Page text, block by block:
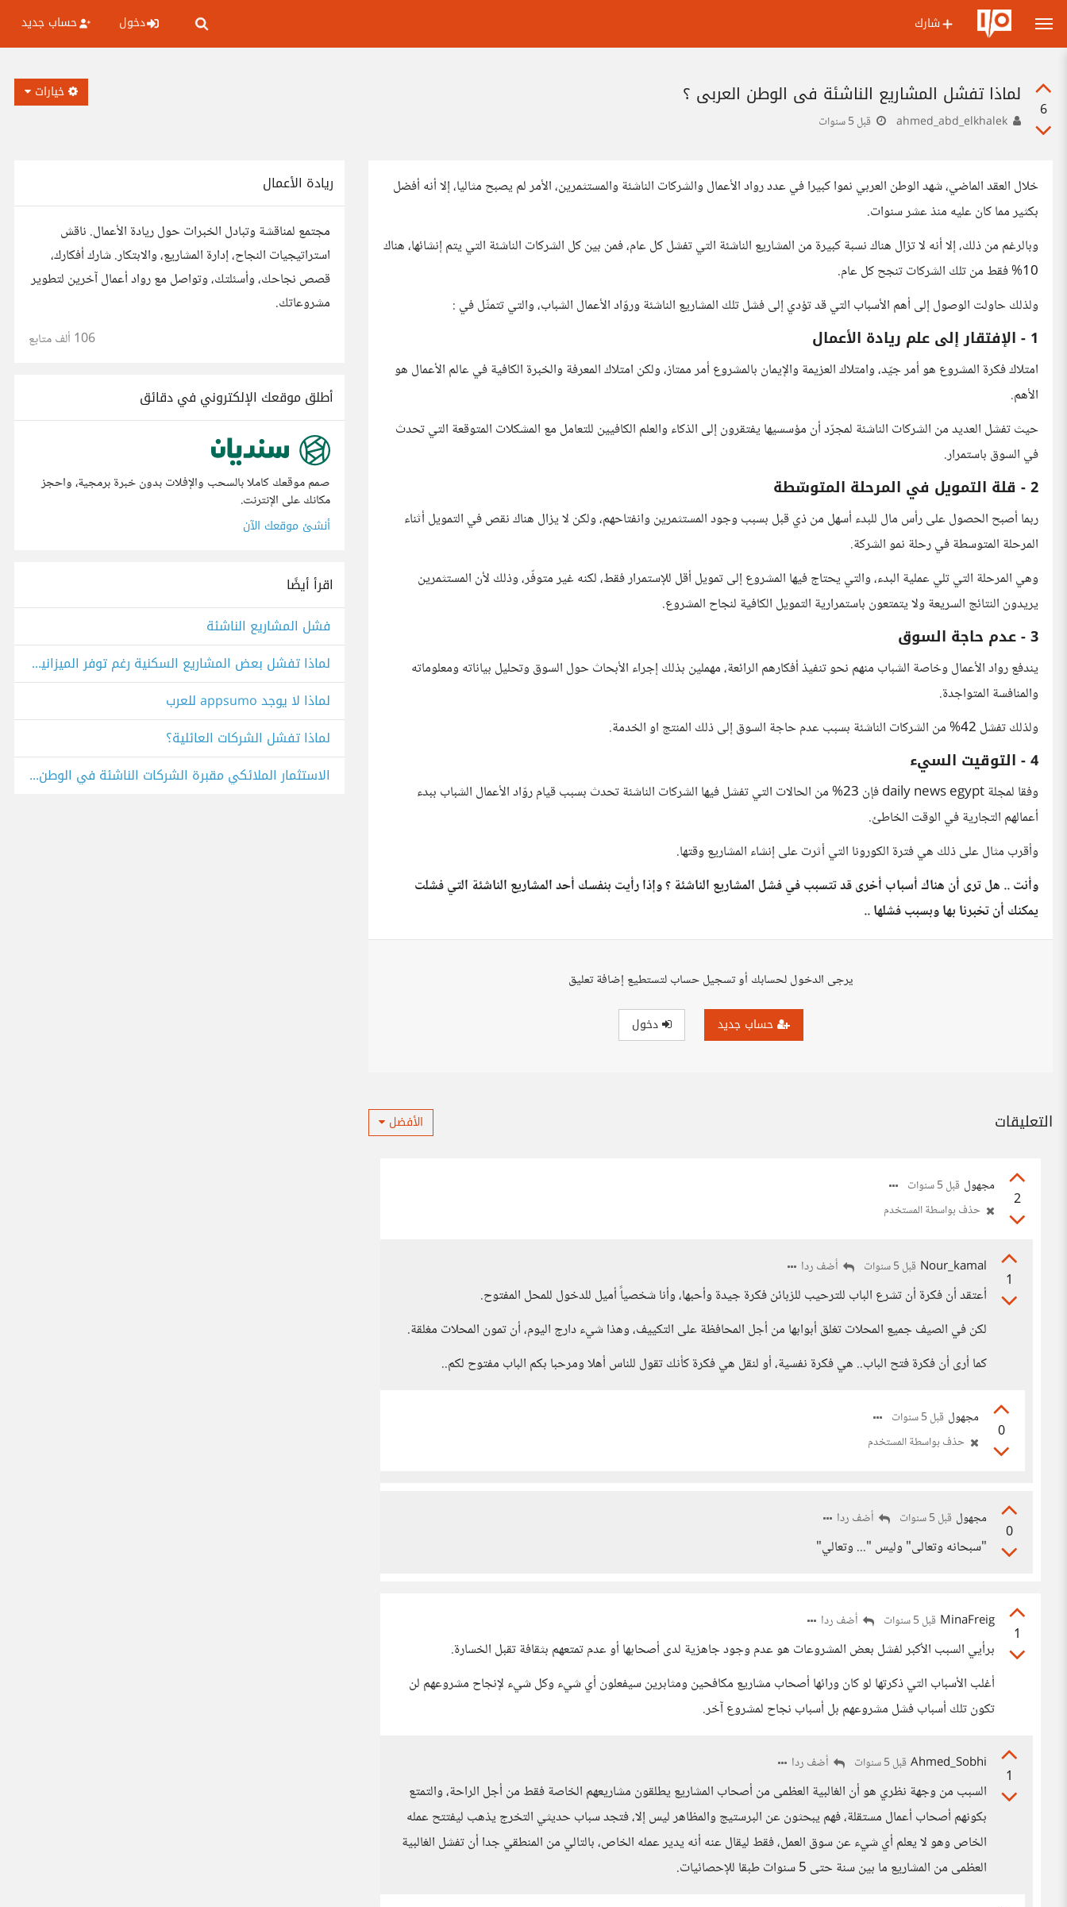
شارك دخول حساب جديد
6
لماذا تفشل المشاريع الناشئة في الوطن العربي ؟
قبل 5 سنوات
خيارات
خلال العقد الماضي، شهد الوطن العربي نموا كبيرا في عدد رواد الأعمال والشركات الناشئة والمستثمرين، الأمر لم يصبح مثاليا، إلا أنه أفضل
بكثير مما كان عليه منذ عشر سنوات.
وبالرغم من ذلك، إلا أنه لا تزال هناك نسبة كبيرة من المشاريع الناشئة التي تفشل كل عام، فمن بين كل الشركات الناشئة التي يتم إنشائها، هناك
10% فقط من تلك الشركات تنجح كل عام.
ولذلك حاولت الوصول إلى أهم الأسباب التي قد تؤدي إلى فشل تلك المشاريع الناشئة وروّاد الأعمال الشباب، والتي تتمثّل في :
1 - الإفتقار إلى علم ريادة الأعمال
امتلاك فكرة المشروع هو أمر جيّد، وامتلاك العزيمة والإيمان بالمشروع أمر ممتاز، ولكن امتلاك المعرفة والخبرة الكافية في عالم الأعمال هو
الأهم.
حيث تفشل العديد من الشركات الناشئة لمجرّد أن مؤسسيها يفتقرون إلى الذكاء والعلم الكافيين للتعامل مع المشكلات المتوقعة التي تحدث
في السوق باستمرار.
2 - قلة التمويل في المرحلة المتوسّطة
ربما أصبح الحصول على رأس مال للبدء أسهل من ذي قبل بسبب وجود المستثمرين وانفتاحهم، ولكن لا يزال هناك نقص في التمويل أثناء
المرحلة المتوسطة في رحلة نمو الشركة.
وهي المرحلة التي تلي عملية البدء، والتي يحتاج فيها المشروع إلى تمويل أقل للإستمرار فقط، لكنه غير متوفّر، وذلك لأن المستثمرين
يريدون النتائج السريعة ولا يتمتعون باستمرارية التمويل الكافية لنجاح المشروع.
3 - عدم حاجة السوق
يندفع رواد الأعمال وخاصة الشباب منهم نحو تنفيذ أفكارهم الرائعة، مهملين بذلك إجراء الأبحاث حول السوق وتحليل بياناته ومعلوماته
والمنافسة المتواجدة.
ولذلك تفشل 42% من الشركات الناشئة بسبب عدم حاجة السوق إلى ذلك المنتج او الخدمة.
4 - التوقيت السيء
وفقا لمجلة daily news egypt فإن 23% من الحالات التي تفشل فيها الشركات الناشئة تحدث بسبب قيام روّاد الأعمال الشباب ببدء
أعمالهم التجارية في الوقت الخاطئ.
وأقرب مثال على ذلك هي فترة الكورونا التي أثرت على إنشاء المشاريع وقتها.
وأنت .. هل ترى أن هناك أسباب أخرى قد تتسبب في فشل المشاريع الناشئة ؟ وإذا رأيت بنفسك أحد المشاريع الناشئة التي فشلت
يمكنك أن تخبرنا بها وبسبب فشلها ..
يرجى الدخول لحسابك أو تسجيل حساب لتستطيع إضافة تعليق
حساب جديد دخول
التعليقات الأفضل
2
مجهول قبل 5 سنوات
حذف بواسطة المستخدم
1
Nour_kamal قبل 5 سنوات أضف ردا
أعتقد أن فكرة أن تشرع الباب للترحيب للزبائن فكرة جيدة وأحبها، وأنا شخصياً أميل للدخول للمحل المفتوح.
لكن في الصيف جميع المحلات تغلق أبوابها من أجل المحافظة على التكييف، وهذا شيء دارج اليوم، أن تمون المحلات مغلقة.
كما أرى أن فكرة فتح الباب.. هي فكرة نفسية، أو لنقل هي فكرة كأنك تقول للناس أهلا ومرحبا بكم الباب مفتوح لكم..
0
مجهول قبل 5 سنوات
حذف بواسطة المستخدم
0
مجهول قبل 5 سنوات أضف ردا
"سبحانه وتعالى" وليس "... وتعالي"
1
MinaFreig قبل 5 سنوات أضف ردا
برأيي السبب الأكبر لفشل بعض المشروعات هو عدم وجود جاهزية لدى أصحابها أو عدم تمتعهم بثقافة تقبل الخسارة.
أغلب الأسباب التي ذكرتها لو كان ورائها أصحاب مشاريع مكافحين ومثابرين سيفعلون أي شيء وكل شيء لإنجاح مشروعهم لن
تكون تلك أسباب فشل مشروعهم بل أسباب نجاح لمشروع آخر.
1
Ahmed_Sobhi قبل 5 سنوات أضف ردا
السبب من وجهة نظري هو أن الغالبية العظمى من أصحاب المشاريع يطلقون مشاريعهم الخاصة فقط من أجل الراحة، والتمتع
بكونهم أصحاب أعمال مستقلة، فهم يبحثون عن البرستيج والمظاهر ليس إلا، فتجد سباب حديثي التخرج يذهب ليفتتح عمله
الخاص وهو لا يعلم أي شيء عن سوق العمل، فقط ليقال عنه أنه يدير عمله الخاص، بالتالي من المنطقي جدا أن تفشل الغالبية
العظمى من المشاريع ما بين سنة حتى 5 سنوات طبقا للإحصائيات.
ريادة الأعمال
مجتمع لمناقشة وتبادل الخبرات حول ريادة الأعمال. ناقش
استراتيجيات النجاح، إدارة المشاريع، والابتكار. شارك أفكارك،
قصص نجاحك، وأسئلتك، وتواصل مع رواد أعمال آخرين لتطوير
مشروعاتك.
106 ألف متابع
أطلق موقعك الإلكتروني في دقائق
صمم موقعك كاملا بالسحب والإفلات بدون خبرة برمجية، واحجز
مكانك على الإنترنت.
أنشئ موقعك الآن
اقرأ أيضًا
فشل المشاريع الناشئة
لماذا تفشل بعض المشاريع السكنية رغم توفر الميزانية والتصميم الجيد؟
لماذا لا يوجد appsumo للعرب
لماذا تفشل الشركات العائلية؟
الاستثمار الملائكي مقبرة الشركات الناشئة في الوطن العربي حتى مرحلة البذرة.